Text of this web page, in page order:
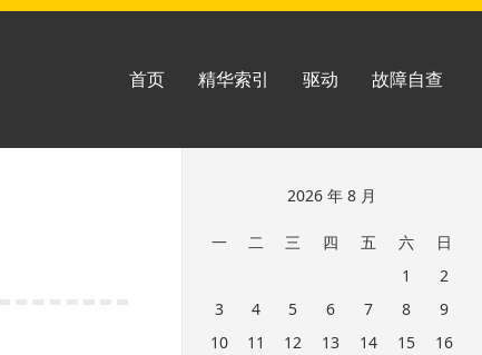
首页 精华索引 驱动 故障自查
页
2026 年 8 月
一 二 三 四 五 六
日
1
2
3
4 5 6 7 8
9
10
11 12 13 14 15
16